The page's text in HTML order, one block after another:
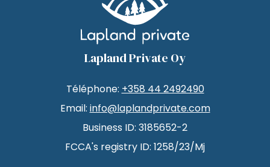
Lapland Private Oy
Téléphone: +358 44 2492490
Email: info@laplandprivate.com
Business ID: 3185652-2
FCCA's registry ID: 1258/23/Mj